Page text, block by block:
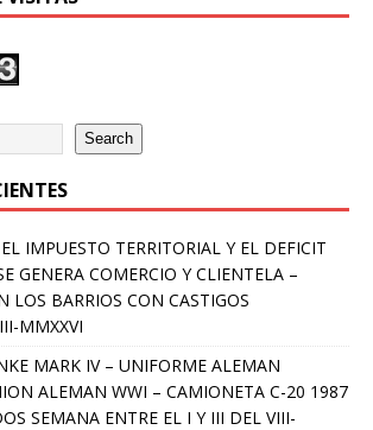
Search
IMPUESTO TERRITORIAL Y EL DEFICIT
GENERA COMERCIO Y CLIENTELA –
LOS BARRIOS CON CASTIGOS
MMXXVI
MARK IV – UNIFORME ALEMAN
ALEMAN WWI – CAMIONETA C-20 1987
SEMANA ENTRE EL I Y III DEL VIII-